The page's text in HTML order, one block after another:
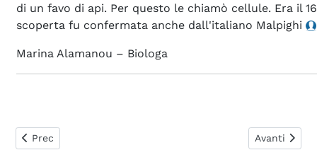
di un favo di api. Per questo le chiamò cellule. Era il
scoperta fu confermata anche dall'italiano Malpighi
Marina Alamanou – Biologa
Articolo precedente: 0266. Mi consigliate un libro di testo
Prec Articolo
Avanti